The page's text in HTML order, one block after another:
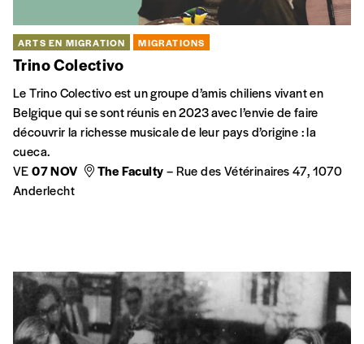
ARTS EN MIGRATION MIGRATIONS
Trino Colectivo
Le Trino Colectivo est un groupe d’amis chiliens vivant en
Belgique qui se sont réunis en 2023 avec l’envie de faire
découvrir la richesse musicale de leur pays d’origine : la
cueca.
VE07 NOV The Faculty– Rue des Vétérinaires 47, 1070
Anderlecht